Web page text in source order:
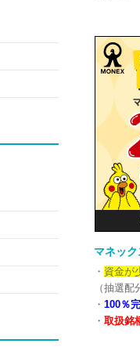
マネッ
・ 資金が
（抽選
・ 100％
・ 取扱銘